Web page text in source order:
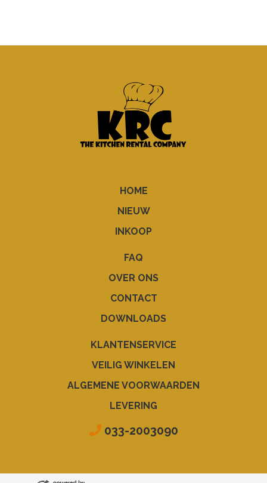
HOME
NIEUW
INKOOP
FAQ
OVER ONS
CONTACT
DOWNLOADS
KLANTENSERVICE
VEILIG WINKELEN
ALGEMENE VOORWAARDEN
LEVERING
033-2003090